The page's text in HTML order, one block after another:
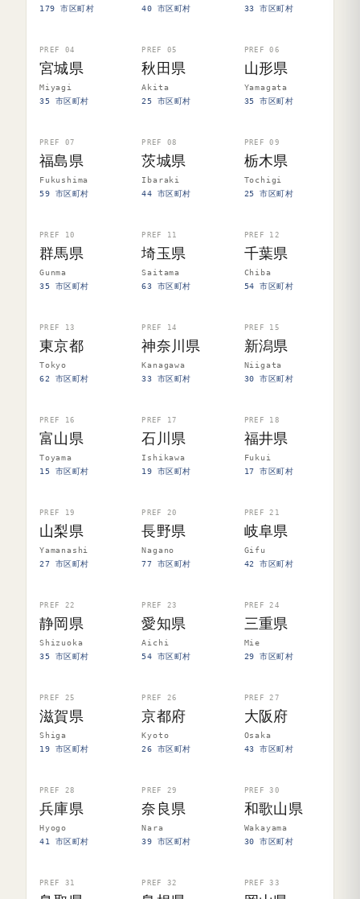
179 市区町村
40 市区町村
33 市区町村
PREF 04
宮城県
Miyagi
35 市区町村
PREF 05
秋田県
Akita
25 市区町村
PREF 06
山形県
Yamagata
35 市区町村
PREF 07
福島県
Fukushima
59 市区町村
PREF 08
茨城県
Ibaraki
44 市区町村
PREF 09
栃木県
Tochigi
25 市区町村
PREF 10
群馬県
Gunma
35 市区町村
PREF 11
埼玉県
Saitama
63 市区町村
PREF 12
千葉県
Chiba
54 市区町村
PREF 13
東京都
Tokyo
62 市区町村
PREF 14
神奈川県
Kanagawa
33 市区町村
PREF 15
新潟県
Niigata
30 市区町村
PREF 16
富山県
Toyama
15 市区町村
PREF 17
石川県
Ishikawa
19 市区町村
PREF 18
福井県
Fukui
17 市区町村
PREF 19
山梨県
Yamanashi
27 市区町村
PREF 20
長野県
Nagano
77 市区町村
PREF 21
岐阜県
Gifu
42 市区町村
PREF 22
静岡県
Shizuoka
35 市区町村
PREF 23
愛知県
Aichi
54 市区町村
PREF 24
三重県
Mie
29 市区町村
PREF 25
滋賀県
Shiga
19 市区町村
PREF 26
京都府
Kyoto
26 市区町村
PREF 27
大阪府
Osaka
43 市区町村
PREF 28
兵庫県
Hyogo
41 市区町村
PREF 29
奈良県
Nara
39 市区町村
PREF 30
和歌山県
Wakayama
30 市区町村
PREF 31 PREF 32 PREF 33